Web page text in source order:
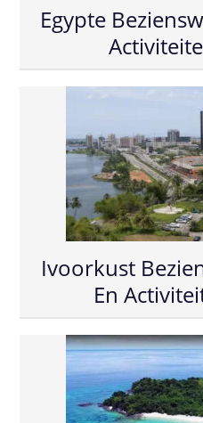
Egypte
Ivoorkust
En